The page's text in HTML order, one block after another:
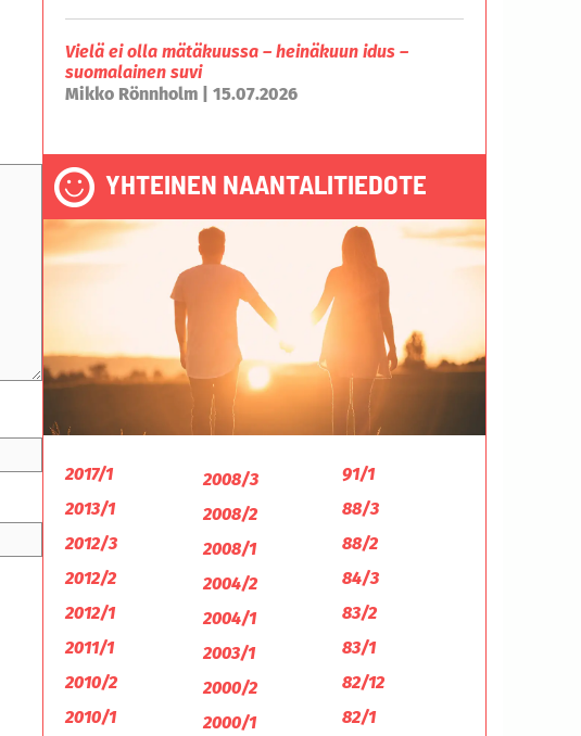
Vielä ei olla mätäkuussa – heinäkuun idus –
suomalainen suvi
Mikko Rönnholm | 15.07.2026
YHTEINEN NAANTALITIEDOTE
2017/1
2013/1
2012/3
2012/2
2012/1
2011/1
2010/2
2010/1
2008/3
2008/2
2008/1
2004/2
2004/1
2003/1
2000/2
2000/1
91/1
88/3
88/2
84/3
83/2
83/1
82/12
82/1